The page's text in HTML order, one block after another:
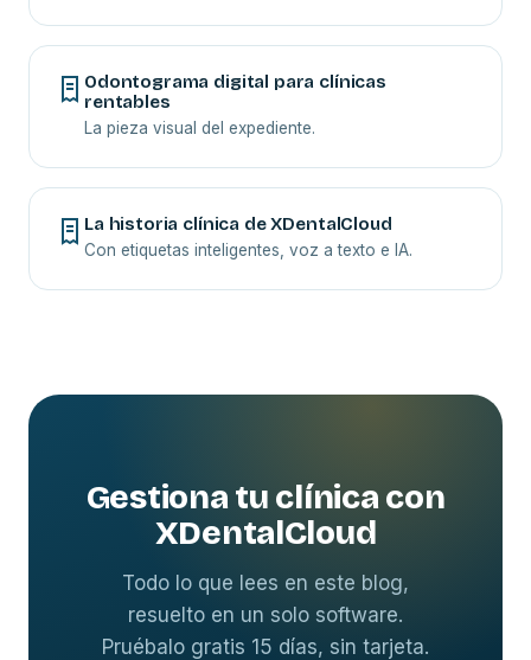
Odontograma digital para clínicas
rentables
La pieza visual del expediente.
La historia clínica de XDentalCloud
Con etiquetas inteligentes, voz a texto e IA.
Gestiona tu clínica con
XDentalCloud
Todo lo que lees en este blog,
resuelto en un solo software.
Pruébalo gratis 15 días, sin tarjeta.